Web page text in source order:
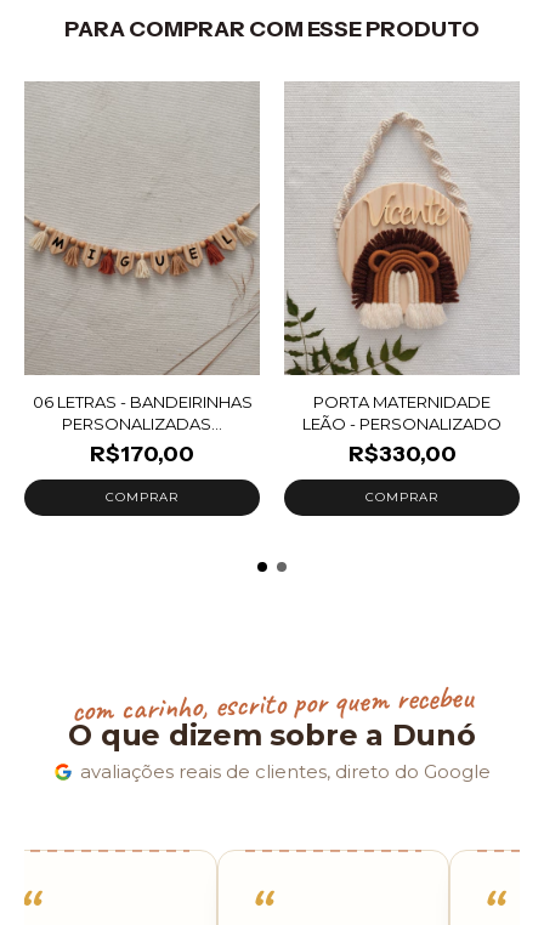
PARA COMPRAR COM ESSE PRODUTO
06 LETRAS - BANDEIRINHAS
PERSONALIZADAS...
R$170,00
PORTA MATERNIDADE
LEÃO - PERSONALIZADO
R$330,00
com carinho, escrito por quem recebeu
O que dizem sobre a Dunó
avaliações reais de clientes, direto do Google